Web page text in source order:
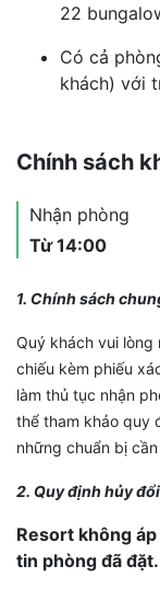
22
Có cả
khách) với
Chính sách
Nhận phòng
Từ 14:00
1. Chính sách
Quý khách vui lòng
chiếu kèm phiếu
làm thủ tục nhận
thể tham khảo quy
những chuẩn bị
2. Quy định hủy
Resort không
tin phòng đã đặt.